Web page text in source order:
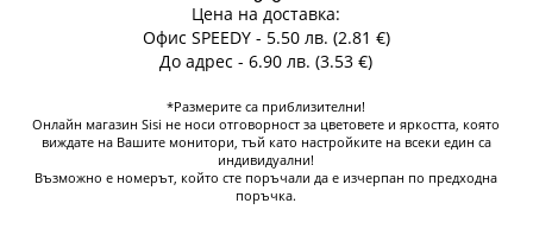
Цена на доставка:
Офис SPEEDY - 5.50 лв. (2.81 €)
До адрес - 6.90 лв. (3.53 €)
*Размерите са приблизителни!
Онлайн магазин Sisi не носи отговорност за цветовете и яркостта, която
виждате на Вашите монитори, тъй като настройките на всеки един са
индивидуални!
Възможно е номерът, който сте поръчали да е изчерпан по предходна
поръчка.